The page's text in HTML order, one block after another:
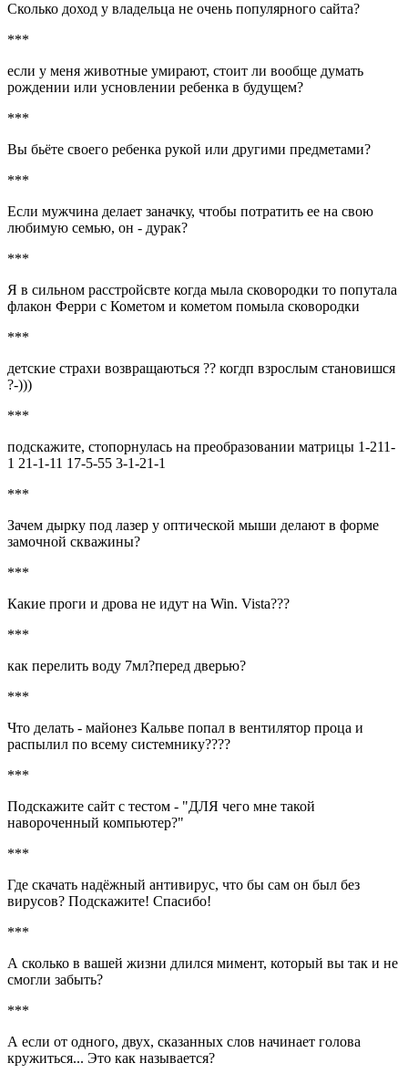
Сколько доход у владельца не очень популярного сайта?
***
если у меня животные умирают, стоит ли вообще думать
рождении или усновлении ребенка в будущем?
***
Вы бьёте своего ребенка рукой или другими предметами?
***
Если мужчина делает заначку, чтобы потратить ее на свою
любимую семью, он - дурак?
***
Я в сильном расстройсвте когда мыла сковородки то попутала
флакон Ферри с Кометом и кометом помыла сковородки
***
детские страхи возвращаються ?? когдп взрослым становишся
?-)))
***
подскажите, стопорнулась на преобразовании матрицы 1-211-
1 21-1-11 17-5-55 3-1-21-1
***
Зачем дырку под лазер у оптической мыши делают в форме
замочной скважины?
***
Какие проги и дрова не идут на Win. Vista???
***
как перелить воду 7мл?перед дверью?
***
Что делать - майонез Кальве попал в вентилятор проца и
распылил по всему системнику????
***
Подскажите сайт с тестом - "ДЛЯ чего мне такой
навороченный компьютер?"
***
Где скачать надёжный антивирус, что бы сам он был без
вирусов? Подскажите! Спасибо!
***
А сколько в вашей жизни длился мимент, который вы так и не
смогли забыть?
***
А если от одного, двух, сказанных слов начинает голова
кружиться... Это как называется?